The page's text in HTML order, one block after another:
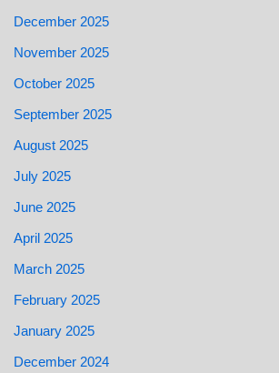
December 2025
November 2025
October 2025
September 2025
August 2025
July 2025
June 2025
April 2025
March 2025
February 2025
January 2025
December 2024